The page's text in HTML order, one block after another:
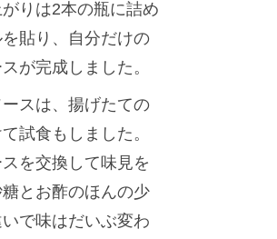
りは2本の瓶に詰め
貼り、自分だけの
が完成しました。
スは、揚げたての
試食もしました。
を交換して味見を
とお酢のほんの少
で味はだいぶ変わ